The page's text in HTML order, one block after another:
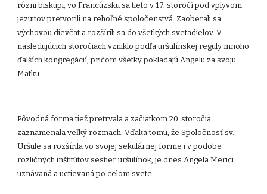
rôzni biskupi, vo Francúzsku sa tieto v 17. storočí pod vplyvom
jezuitov pretvorili na rehoľné spoločenstvá. Zaoberali sa
výchovou dievčat a rozšírili sa do všetkých svetadielov. V
nasledujúcich storočiach vzniklo podľa uršulínskej reguly mnoho
ďalších kongregácií, pričom všetky pokladajú Angelu za svoju
Matku.
Pôvodná forma tiež pretrvala a začiatkom 20. storočia
zaznamenala veľký rozmach. Vďaka tomu, že Spoločnosť sv.
Uršule sa rozšírila vo svojej sekulárnej forme i v podobe
rozličných inštitútov sestier uršulínok, je dnes Angela Merici
uznávaná a uctievaná po celom svete.